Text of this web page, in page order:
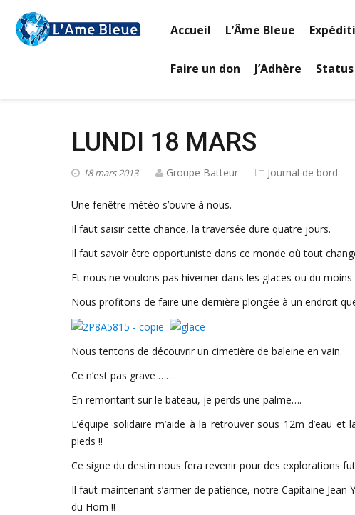
Accueil L’Âme Bleue
Faire un don J’Adhère Status
LUNDI 18 MARS
18 mars 2013 Groupe Batteur Journal de bord
Une fenêtre météo s’ouvre à nous.
Il faut saisir cette chance, la traversée dure quatre jours.
Il faut savoir être opportuniste dans ce monde où tout
Et nous ne voulons pas hiverner dans les glaces ou du
Nous profitons de faire une dernière plongée à un endroit
Nous tentons de découvrir un cimetière de baleine en vain.
Ce n’est pas grave ……
En remontant sur le bateau, je perds une palme….
L’équipe solidaire m’aide à la retrouver sous 12m d’eau
pieds !!
Ce signe du destin nous fera revenir pour des explorations
Il faut maintenant s’armer de patience, notre Capitaine
du Horn !!